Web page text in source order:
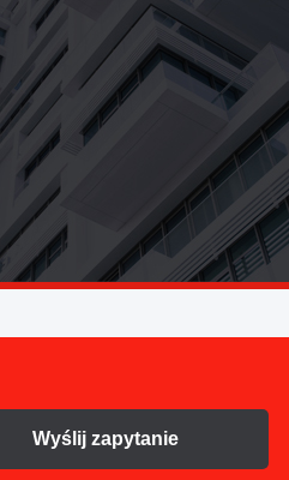
Wyślij zapytanie